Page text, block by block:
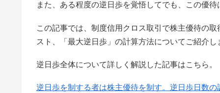
また、ある程度の逆日歩を覚悟してでも、この優
この記事では、制度信用クロス取引で株主優待の
スト、「最大逆日歩」の計算方法についてご紹介し
逆日歩全体について詳しく解説した記事はこちら。
逆日歩を制する者は株主優待を制す。逆日歩日数